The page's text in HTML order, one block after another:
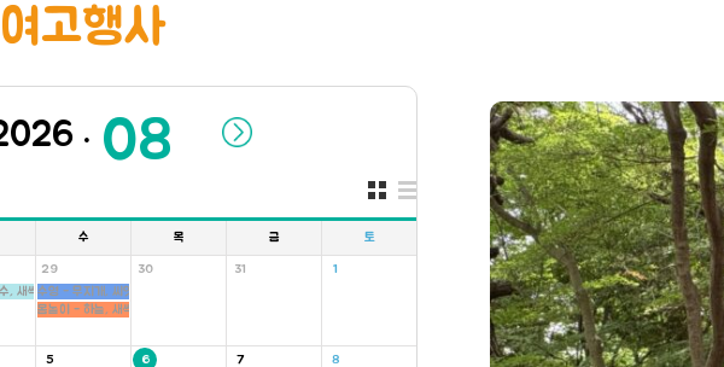
여고행사
.
수 목 금 토
, 새싹, 병아리반
29
수영 - 무지개, 씨앗반
몸놀이 - 하늘, 새싹반
30 31 1
5 6 7 8